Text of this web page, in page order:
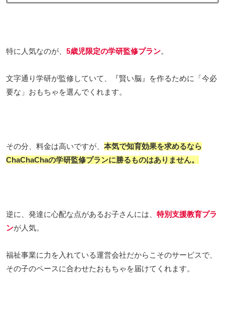
特に人気なのが、 5歳児限定の学研監修プラン。
文字通り学研が監修していて、『賢い脳』を作るために「今必
要な」おもちゃを選んでくれます。
その分、料金は高いですが、 本気で知育効果を求めるなら
ChaChaChaの学研監修プランに勝るものはありません。
逆に、発達に心配な点があるお子さんには、 特別支援教育プラ
ンが人気。
福祉事業に力を入れている運営会社だからこそのサービスで、
その子のペースに合わせたおもちゃを届けてくれます。